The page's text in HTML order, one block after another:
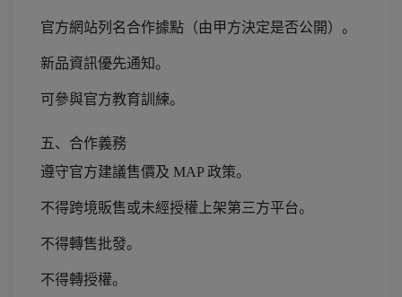
官方網站列名合作據點（由甲方決定是否公開）。
新品資訊優先通知。
可參與官方教育訓練。
五、合作義務
遵守官方建議售價及 MAP 政策。
不得跨境販售或未經授權上架第三方平台。
不得轉售批發。
不得轉授權。